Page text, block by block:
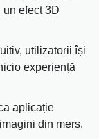
un efect 3D
utilizatorii își
experiență
aplicație
din mers.